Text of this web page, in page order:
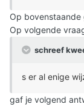
Op
Op volgende
schreef
s er al enige
gaf je volgend